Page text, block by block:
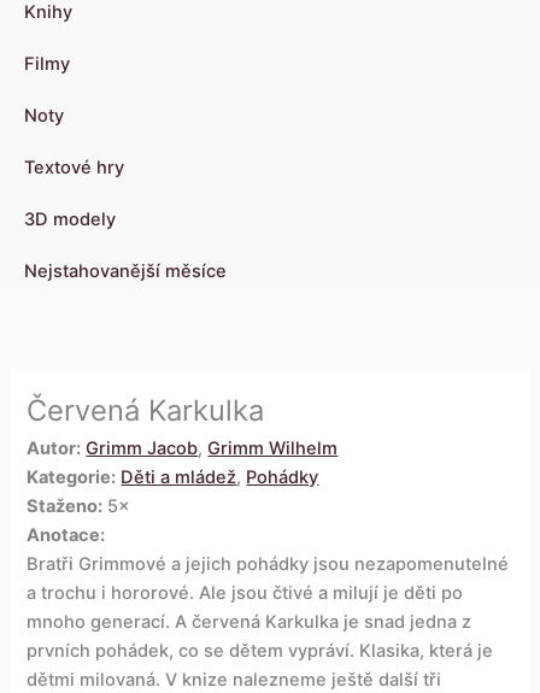
Knihy
Filmy
Noty
Textové hry
3D modely
Nejstahovanější měsíce
Červená Karkulka
Autor: Grimm Jacob,Grimm Wilhelm
Kategorie: Děti a mládež, Pohádky
Staženo: 5×
Anotace:
Bratři Grimmové a jejich pohádky jsou nezapomenutelné
a trochu i hororové. Ale jsou čtivé a milují je děti po
mnoho generací. A červená Karkulka je snad jedna z
prvních pohádek, co se dětem vypráví. Klasika, která je
dětmi milovaná. V knize nalezneme ještě další tři